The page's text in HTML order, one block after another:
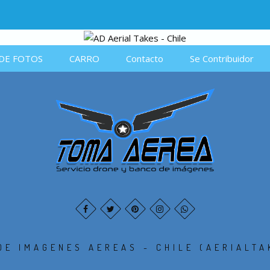
FOTOS CARRO Contacto Se Contribuidor
IMAGENES AEREAS - CHILE